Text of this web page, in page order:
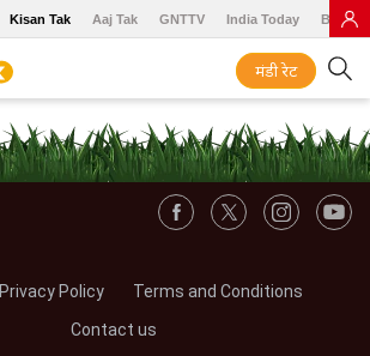
Kisan Tak Aaj Tak GNTTV India Today BT
मंडी रेट
Privacy Policy
Terms and Conditions
Contact us